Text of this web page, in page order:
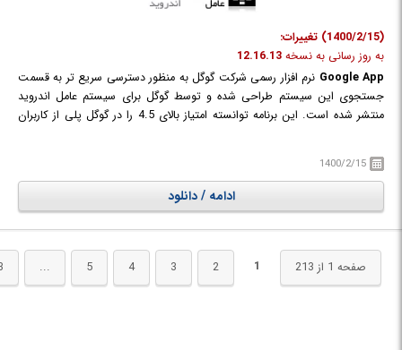
(1400/2/15) تغییرات:
به روز رسانی به نسخه 12.16.13
Google App نرم افزار رسمی شرکت گوگل به منظور دسترسی سریع تر به قسمت
جستجوی این سیستم طراحی شده و توسط گوگل برای سیستم عامل اندروید
منتشر شده است. این برنامه توانسته امتیاز بالای 4.5 را در گوگل پلی از کاربران
وب و بر روی دستگاه خود نیاز دارید میباشید این برنامه میتواند نیاز شما را در این
جستجوی های روزمره خود را مستقیما از این برنامه به صورت متنی و صوتی
بدون نیاز به بازکردن مرورگر گوشی خود انجام دهید.
1400/2/15
ادامه / دانلود
صفحه 1 از 213 1
2
3
4
5
...